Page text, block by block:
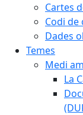
Cartes
Codi
Dades
Temes
Medi
La